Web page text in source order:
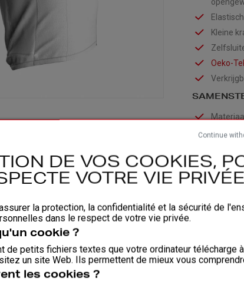
Kleine
Oeko-
Continue
DE VOS COOKIES,
VOTRE VIE
la protection, la confidentialité et la sécurité de
dans le respect de votre vie privée.
cookie ?
de petits fichiers textes que votre ordinateur télécharge
un site Web. Ils permettent de mieux vous
les cookies ?